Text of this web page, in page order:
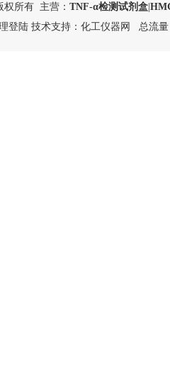
权所有 主营： TNF-α检测试剂盒
登陆 技术支持： 化工仪器网 总流量